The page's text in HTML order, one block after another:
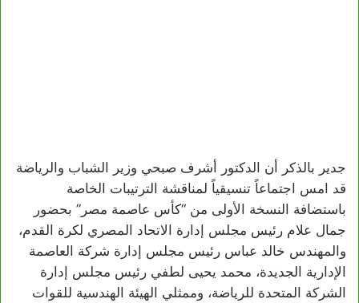
جدير بالذكر أن الدكتور أشرف صبحي وزير الشباب والرياضة
قد امس اجتماعاً تنسيقياً لمناقشة الترتيبات الخاصة
باستضافة النسخة الأولى من “كأس عاصمة مصر” بحضور
جمال علام رئيس مجلس إدارة الاتحاد المصري لكرة القدم،
والمهندس خالد عباس رئيس مجلس إدارة شركة العاصمة
الإدارية الجديدة، محمد يحيى لطفي رئيس مجلس إدارة
الشركة المتحدة للرياضة، وممثلي الهيئة الهندسية للقوات